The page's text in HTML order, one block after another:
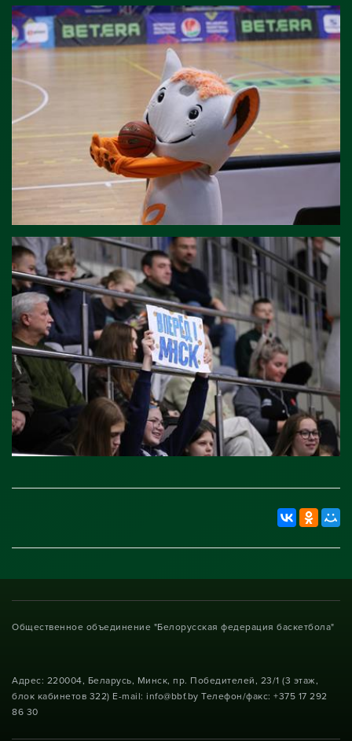
Общественное объединение "Белорусская федерация баскетбола"
Адрес: 220004, Беларусь, Минск, пр. Победителей, 23/1 (3 этаж,
блок кабинетов 322) E-mail: info@bbf.by Телефон/факс: +375 17 292
86 30